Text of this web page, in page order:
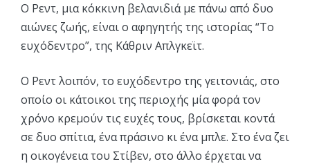
Ο Ρεντ, μια κόκκινη βελανιδιά με πάνω από δυο
αιώνες ζωής, είναι ο αφηγητής της ιστορίας “Το
ευχόδεντρο”, της Κάθριν Απλγκεϊτ.
Ο Ρεντ λοιπόν, το ευχόδεντρο της γειτονιάς, στο
οποίο οι κάτοικοι της περιοχής μία φορά τον
χρόνο κρεμούν τις ευχές τους, βρίσκεται κοντά
σε δυο σπίτια, ένα πράσινο κι ένα μπλε. Στο ένα ζει
η οικογένεια του Στίβεν, στο άλλο έρχεται να